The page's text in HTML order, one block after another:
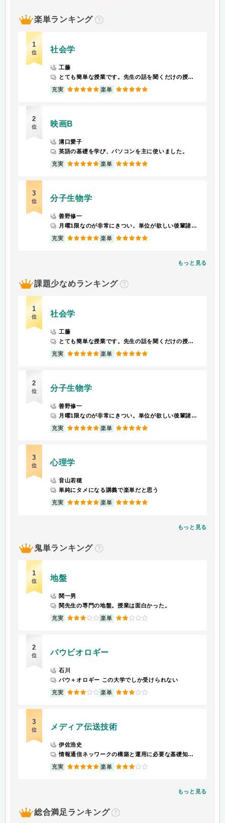
楽単ランキング
？
1
位 社会学
工藤
とても簡単な授業です。先生の話を聞くだけの授業です
充実 5 楽単 5
2
位 映画B
溝口愛子
英語の基礎を学び、パソコンを主に使いました。
充実 5 楽単 5
3
位 分子生物学
善野修一
月曜1限なのが非常にきつい。単位が欲しい後輩諸君には早寝早起きを徹底して欲しい。
充実 5 楽単 5
もっと見る
課題少なめランキング
？
1
位 社会学
工藤
とても簡単な授業です。先生の話を聞くだけの授業です
充実 5 楽単 5
2
位 分子生物学
善野修一
月曜1限なのが非常にきつい。単位が欲しい後輩諸君には早寝早起きを徹底して欲しい。
充実 5 楽単 5
3
位 心理学
音山若穂
単純にタメになる講義で楽単だと思う
充実 5 楽単 5
もっと見る
鬼単ランキング
？
1
位 地盤
関一男
関先生の専門の地盤。授業は面白かった。
充実 3 楽単 2
2
位 バウビオロギー
石川
バウ＋オロギー この大学でしか受けられない
充実 3 楽単 3
3
位 メディア伝送技術
伊佐浩史
情報通信ネッワークの構築と運用に必要な基礎知識の理解を目的とする。
充実 5 楽単 3
もっと見る
総合満足ランキング
？